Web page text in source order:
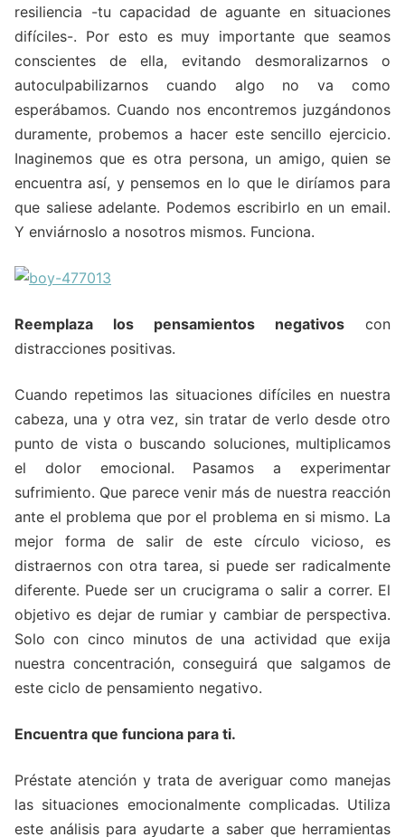
resiliencia -tu capacidad de aguante en situaciones
difíciles-. Por esto es muy importante que seamos
conscientes de ella, evitando desmoralizarnos o
autoculpabilizarnos cuando algo no va como
esperábamos. Cuando nos encontremos juzgándonos
duramente, probemos a hacer este sencillo ejercicio.
Inaginemos que es otra persona, un amigo, quien se
encuentra así, y pensemos en lo que le diríamos para
que saliese adelante. Podemos escribirlo en un email.
Y enviárnoslo a nosotros mismos. Funciona.
Reemplaza los pensamientos negativos con
distracciones positivas.
Cuando repetimos las situaciones difíciles en nuestra
cabeza, una y otra vez, sin tratar de verlo desde otro
punto de vista o buscando soluciones, multiplicamos
el dolor emocional. Pasamos a experimentar
sufrimiento. Que parece venir más de nuestra reacción
ante el problema que por el problema en si mismo. La
mejor forma de salir de este círculo vicioso, es
distraernos con otra tarea, si puede ser radicalmente
diferente. Puede ser un crucigrama o salir a correr. El
objetivo es dejar de rumiar y cambiar de perspectiva.
Solo con cinco minutos de una actividad que exija
nuestra concentración, conseguirá que salgamos de
este ciclo de pensamiento negativo.
Encuentra que funciona para ti.
Préstate atención y trata de averiguar como manejas
las situaciones emocionalmente complicadas. Utiliza
este análisis para ayudarte a saber que herramientas